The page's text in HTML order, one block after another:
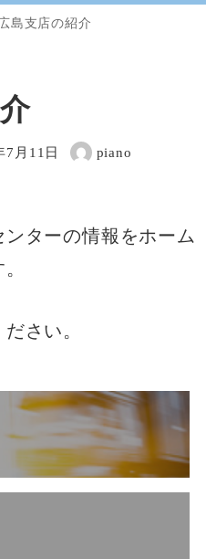
島支店の紹介
7月11日
著
piano
ターの情報をホーム
さい。